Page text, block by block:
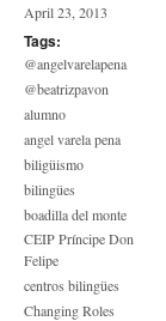
April 23, 2013
Tags:
@angelvarelapena
@beatrizpavon
alumno
angel varela pena
biligüismo
bilingües
boadilla del monte
CEIP Príncipe Don
Felipe
centros bilingües
Changing Roles